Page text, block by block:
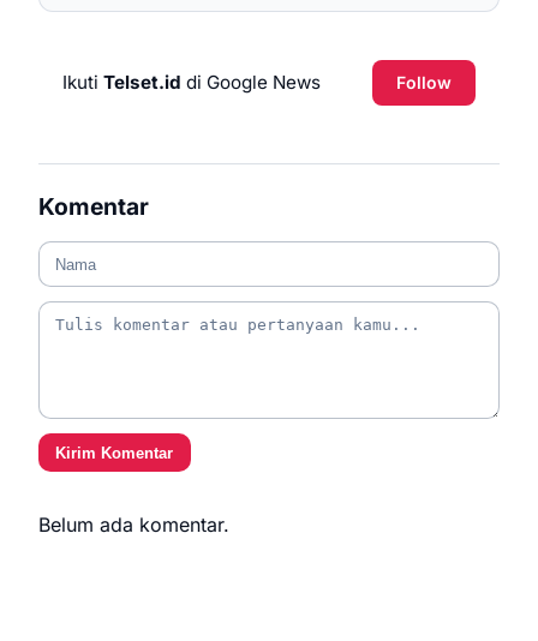
Ikuti Telset.id di Google News Follow
Komentar
Kirim Komentar
Belum ada komentar.